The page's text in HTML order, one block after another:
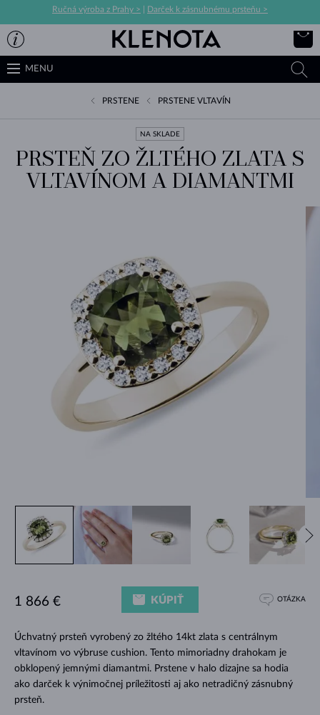
Ručná výroba z Prahy > Darček k zásnubnému prsteňu >
MENU
PRSTENE PRSTENE VLTAVÍN
NA SKLADE
PRSTEŇ ZO ŽLTÉHO ZLATA S
VLTAVÍNOM A DIAMANTMI
Úchvatný prsteň vyrobený zo žltého 14kt zlata s centrálnym
vltavínom vo výbruse cushion. Tento mimoriadny drahokam je
obklopený jemnými diamantmi. Prstene v halo dizajne sa hodia
ako darček k výnimočnej príležitosti aj ako netradičný zásnubný
prsteň.
1 866 € KÚPIŤ OTÁZKA